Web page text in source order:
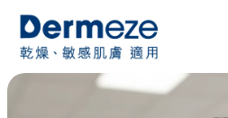
要